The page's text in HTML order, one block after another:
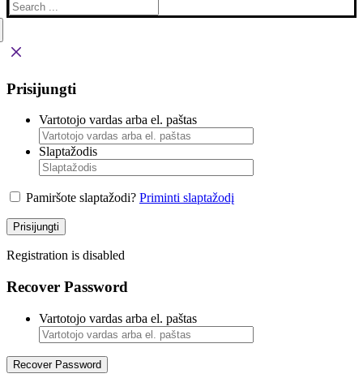
Search
for:
Prisijungti
Vartotojo vardas arba el. paštas
Slaptažodis
Pamiršote slaptažodi? Priminti slaptažodį
Prisijungti
Registration is disabled
Recover Password
Vartotojo vardas arba el. paštas
Recover Password